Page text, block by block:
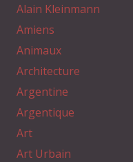
Alain Kleinmann
Amiens
Animaux
Architecture
Argentine
Argentique
Art
Art Urbain